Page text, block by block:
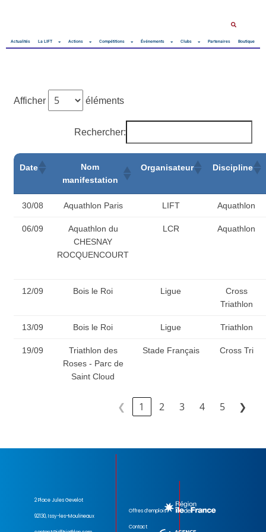
Actualités La LIFT Actions Compétitions Événements Clubs Partenaires Boutique
Afficher éléments
Rechercher:
Date
Nom
manifestation
Organisateur Discipline
30/08 Aquathlon Paris LIFT Aquathlon
06/09
Aquathlon du
CHESNAY
ROCQUENCOURT
LCR Aquathlon
12/09 Bois le Roi Ligue
Cross
Triathlon
13/09 Bois le Roi Ligue Triathlon
19/09
Triathlon des
Roses - Parc de
Saint Cloud
Stade Français Cross Tri
❮ 1 2 3 4 5 ❯
2 Place Jules Gevelot
92130, Issy-les-Moulineaux
Offres d’emplois
Contact